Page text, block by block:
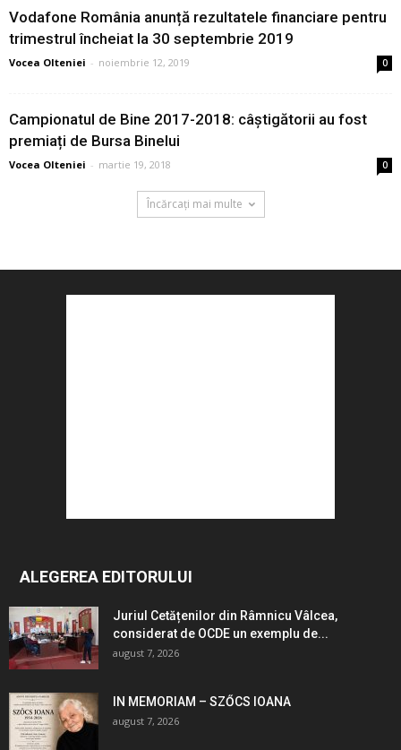
Vodafone România anunță rezultatele financiare pentru
trimestrul încheiat la 30 septembrie 2019
Vocea Olteniei - noiembrie 12, 2019 0
Campionatul de Bine 2017-2018: câștigătorii au fost
premiați de Bursa Binelui
Vocea Olteniei - martie 19, 2018 0
Încărcați mai multe
ALEGEREA EDITORULUI
Juriul Cetățenilor din Râmnicu Vâlcea,
considerat de OCDE un exemplu de...
august 7, 2026
IN MEMORIAM – SZŐCS IOANA
august 7, 2026